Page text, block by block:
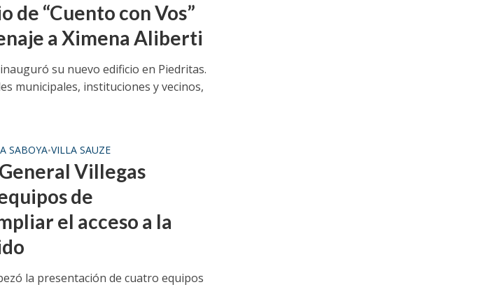
de “Cuento con Vos”
a Ximena Aliberti
su nuevo edificio en Piedritas.
municipales, instituciones y vecinos,
SABOYA•VILLA SAUZE
Villegas
de
el acceso a la
la presentación de cuatro equipos